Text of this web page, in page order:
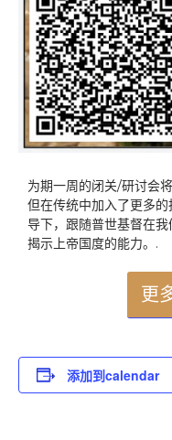
为期一周的闭关/研讨会
但在传统中加入了更多
导下，跟随普世基督在
揭示上帝国度的能力。.
更
添加到calendar